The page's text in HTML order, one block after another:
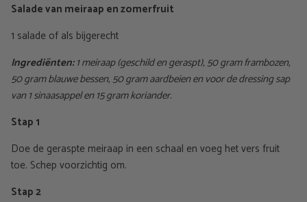
Salade van meiraap en zomerfruit
1 salade of als bijgerecht
Ingrediënten:1 meiraap (geschild en geraspt), 50 gram frambozen,
50 gram blauwe bessen, 50 gram aardbeien en voor de dressing sap
van 1 sinaasappel en 15 gram koriander.
Stap 1
Doe de geraspte meiraap in een schaal en voeg het vers fruit
toe. Schep voorzichtig om.
Stap 2